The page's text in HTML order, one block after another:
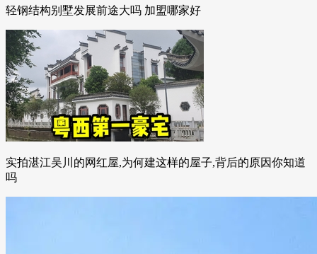
轻钢结构别墅发展前途大吗 加盟哪家好
实拍湛江吴川的网红屋,为何建这样的屋子,背后的原因你知道
吗